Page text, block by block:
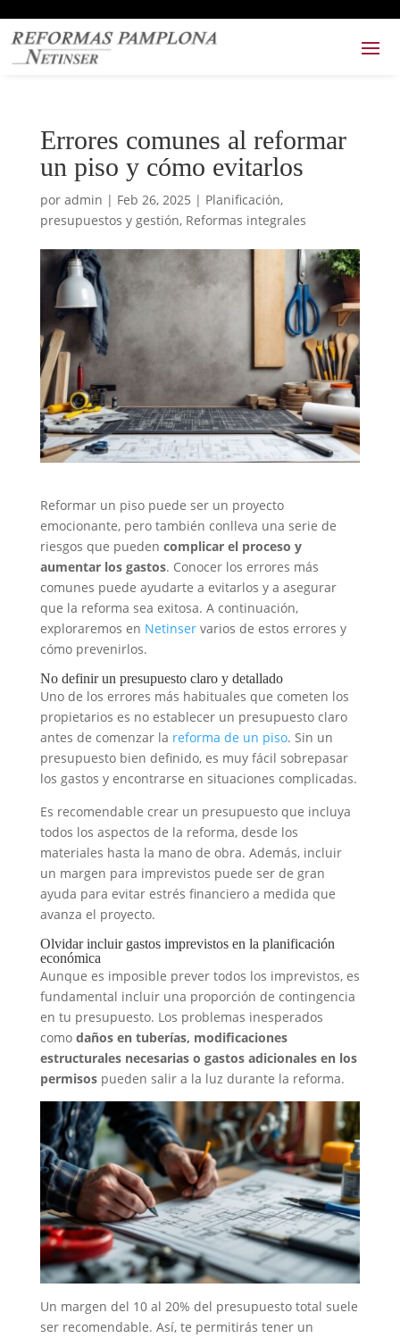
Errores comunes al reformar
un piso y cómo evitarlos
por admin | Feb 26, 2025 | Planificación,
presupuestos y gestión, Reformas integrales
Reformar un piso puede ser un proyecto
emocionante, pero también conlleva una serie de
riesgos que pueden complicar el proceso y
aumentar los gastos. Conocer los errores más
comunes puede ayudarte a evitarlos y a asegurar
que la reforma sea exitosa. A continuación,
exploraremos en Netinservarios de estos errores y
cómo prevenirlos.
No definir un presupuesto claro y detallado
Uno de los errores más habituales que cometen los
propietarios es no establecer un presupuesto claro
antes de comenzar la reforma de un piso. Sin un
presupuesto bien definido, es muy fácil sobrepasar
los gastos y encontrarse en situaciones complicadas.
Es recomendable crear un presupuesto que incluya
todos los aspectos de la reforma, desde los
materiales hasta la mano de obra. Además, incluir
un margen para imprevistos puede ser de gran
ayuda para evitar estrés financiero a medida que
avanza el proyecto.
Olvidar incluir gastos imprevistos en la planificación
económica
Aunque es imposible prever todos los imprevistos, es
fundamental incluir una proporción de contingencia
en tu presupuesto. Los problemas inesperados
como daños en tuberías, modificaciones
estructurales necesarias o gastos adicionales en los
permisos pueden salir a la luz durante la reforma.
Un margen del 10 al 20% del presupuesto total suele
ser recomendable. Así, te permitirás tener un